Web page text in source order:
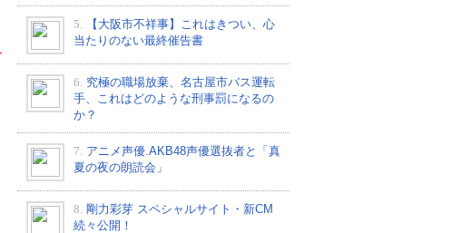
5.
【大阪市不祥事】これはきつい、心
当たりのない最終催告書
6. 究極の職場放棄、名古屋市バス運転
手、これはどのような刑事罰になるの
か？
7. アニメ声優.AKB48声優選抜者と「真
夏の夜の朗読会」
8. 剛力彩芽 スペシャルサイト・新CM
続々公開！